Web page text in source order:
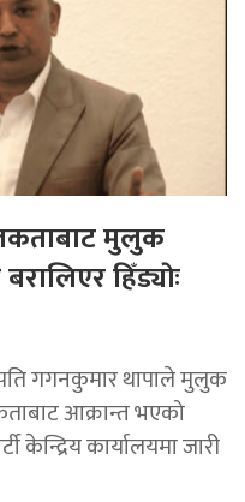
मुलुक
हिँड्याेः
गगनकुमार थापाले मुलुक
आक्रान्त भएको
कार्यालयमा जारी